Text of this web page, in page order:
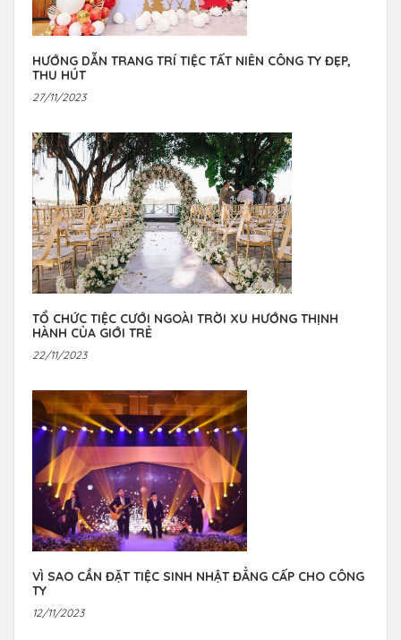
HƯỚNG DẪN TRANG TRÍ TIỆC TẤT NIÊN CÔNG TY ĐẸP,
THU HÚT
27/11/2023
TỔ CHỨC TIỆC CƯỚI NGOÀI TRỜI XU HƯỚNG THỊNH
HÀNH CỦA GIỚI TRẺ
22/11/2023
VÌ SAO CẦN ĐẶT TIỆC SINH NHẬT ĐẲNG CẤP CHO CÔNG
TY
12/11/2023